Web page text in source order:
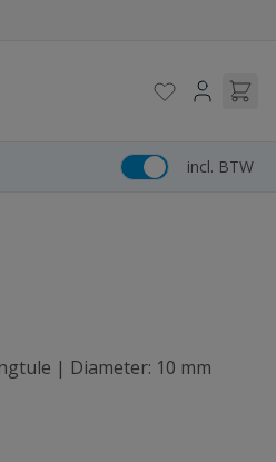
incl. BTW
| Diameter: 10 mm